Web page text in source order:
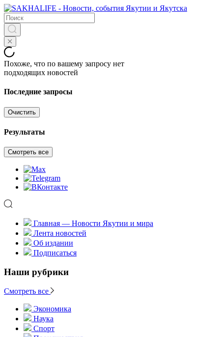
Похоже, что по вашему запросу нет
подходящих новостей
Последние запросы
Очистить
Результаты
Смотреть все
Главная — Новости Якутии и мира
Лента новостей
Об издании
Подписаться
Наши рубрики
Смотреть все
Экономика
Наука
Спорт